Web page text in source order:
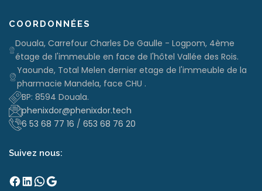
COORDONNÉES
Douala, Carrefour Charles De Gaulle - Logpom, 4ème
étage de l'immeuble en face de l'hôtel Vallée des Rois.
Yaounde, Total Melen dernier etage de l'immeuble de la
pharmacie Mandela, face CHU .
BP: 8594 Douala.
phenixdor@phenixdor.tech
6 53 68 77 16 / 653 68 76 20
Suivez nous:
Facebook LinkedIn WhatsApp Google